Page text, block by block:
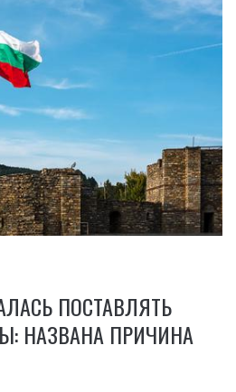
ПОСТАВЛЯТЬ
НАЗВАНА ПРИЧИНА